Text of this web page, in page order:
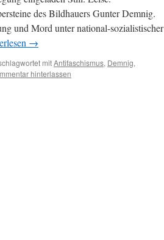
des Bildhauers Gunter Demnig.
und Mord unter national-sozialistischer
→
mitAntifaschismus, Demnig,
hinterlassen